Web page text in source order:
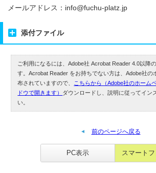
メールアドレス：info@fuchu-platz.jp
添付ファイル
ご利用になるには、Adobe社 Acrobat Reader 4.0以降
す。Acrobat Reader をお持ちでない方は、Adobe社の
布されていますので、
こちらから（Adobe社のホーム
ドウで開きます） ダウンロードし、説明に従ってイン
い。
前のページへ戻る
PC表示 スマート